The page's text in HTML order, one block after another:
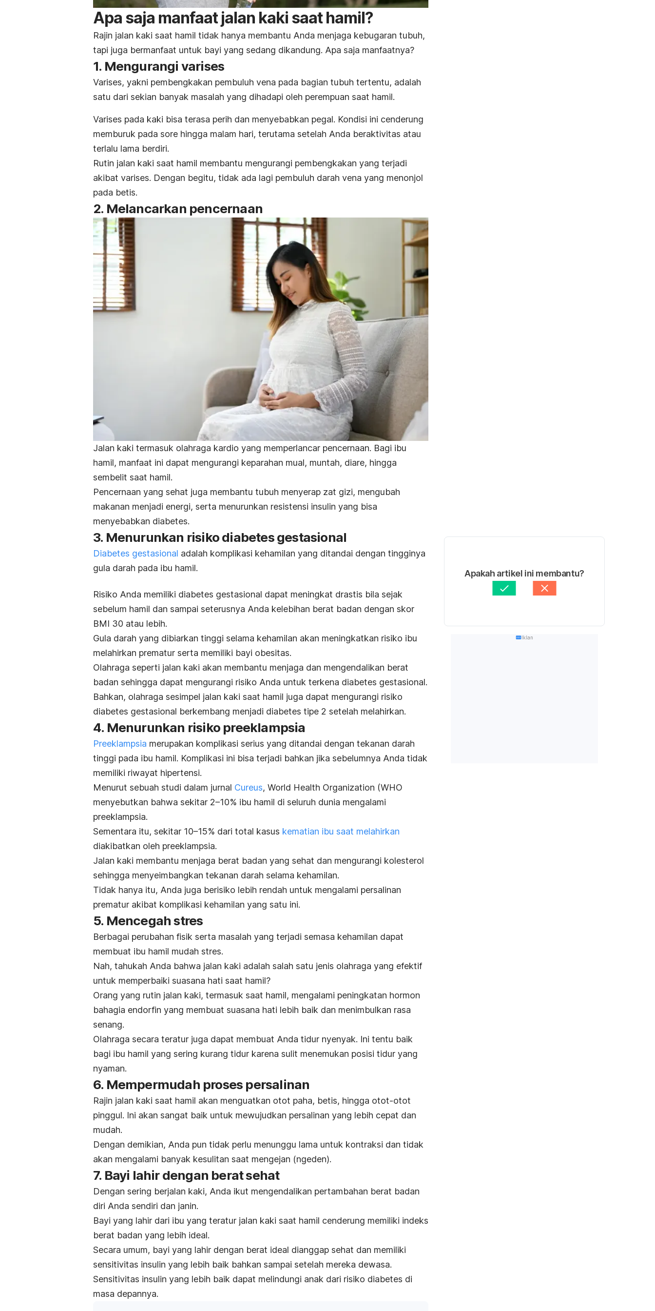
Apa saja manfaat jalan kaki saat hamil?
Rajin jalan kaki saat hamil tidak hanya membantu Anda menjaga kebugaran tubuh,
tapi juga bermanfaat untuk bayi yang sedang dikandung. Apa saja manfaatnya?
1. Mengurangi varises
Varises, yakni pembengkakan pembuluh vena pada bagian tubuh tertentu, adalah
satu dari sekian banyak masalah yang dihadapi oleh perempuan saat hamil.
Varises pada kaki bisa terasa perih dan menyebabkan pegal. Kondisi ini cenderung
memburuk pada sore hingga malam hari, terutama setelah Anda beraktivitas atau
terlalu lama berdiri.
Rutin jalan kaki saat hamil membantu mengurangi pembengkakan yang terjadi
akibat varises. Dengan begitu, tidak ada lagi pembuluh darah vena yang menonjol
pada betis.
2. Melancarkan pencernaan
Jalan kaki termasuk olahraga kardio yang memperlancar pencernaan. Bagi ibu
hamil, manfaat ini dapat mengurangi keparahan mual, muntah, diare, hingga
sembelit saat hamil.
Pencernaan yang sehat juga membantu tubuh menyerap zat gizi, mengubah
makanan menjadi energi, serta menurunkan resistensi insulin yang bisa
menyebabkan diabetes.
3. Menurunkan risiko diabetes gestasional
Diabetes gestasional adalah komplikasi kehamilan yang ditandai dengan tingginya
gula darah pada ibu hamil.
Risiko Anda memiliki diabetes gestasional dapat meningkat drastis bila sejak
sebelum hamil dan sampai seterusnya Anda kelebihan berat badan dengan skor
BMI 30 atau lebih.
Gula darah yang dibiarkan tinggi selama kehamilan akan meningkatkan risiko ibu
melahirkan prematur serta memiliki bayi obesitas.
Olahraga seperti jalan kaki akan membantu menjaga dan mengendalikan berat
badan sehingga dapat mengurangi risiko Anda untuk terkena diabetes gestasional.
Bahkan, olahraga sesimpel jalan kaki saat hamil juga dapat mengurangi risiko
diabetes gestasional berkembang menjadi diabetes tipe 2 setelah melahirkan.
4. Menurunkan risiko preeklampsia
Preeklampsia merupakan komplikasi serius yang ditandai dengan tekanan darah
tinggi pada ibu hamil. Komplikasi ini bisa terjadi bahkan jika sebelumnya Anda tidak
memiliki riwayat hipertensi.
Menurut sebuah studi dalam jurnal Cureus, World Health Organization (WHO
menyebutkan bahwa sekitar 2–10% ibu hamil di seluruh dunia mengalami
preeklampsia.
Sementara itu, sekitar 10–15% dari total kasus kematian ibu saat melahirkan
diakibatkan oleh preeklampsia.
Jalan kaki membantu menjaga berat badan yang sehat dan mengurangi kolesterol
sehingga menyeimbangkan tekanan darah selama kehamilan.
Tidak hanya itu, Anda juga berisiko lebih rendah untuk mengalami persalinan
prematur akibat komplikasi kehamilan yang satu ini.
5. Mencegah stres
Berbagai perubahan fisik serta masalah yang terjadi semasa kehamilan dapat
membuat ibu hamil mudah stres.
Nah, tahukah Anda bahwa jalan kaki adalah salah satu jenis olahraga yang efektif
untuk memperbaiki suasana hati saat hamil?
Orang yang rutin jalan kaki, termasuk saat hamil, mengalami peningkatan hormon
bahagia endorfin yang membuat suasana hati lebih baik dan menimbulkan rasa
senang.
Olahraga secara teratur juga dapat membuat Anda tidur nyenyak. Ini tentu baik
bagi ibu hamil yang sering kurang tidur karena sulit menemukan posisi tidur yang
nyaman.
6. Mempermudah proses persalinan
Rajin jalan kaki saat hamil akan menguatkan otot paha, betis, hingga otot-otot
pinggul. Ini akan sangat baik untuk mewujudkan persalinan yang lebih cepat dan
mudah.
Dengan demikian, Anda pun tidak perlu menunggu lama untuk kontraksi dan tidak
akan mengalami banyak kesulitan saat mengejan (ngeden).
7. Bayi lahir dengan berat sehat
Dengan sering berjalan kaki, Anda ikut mengendalikan pertambahan berat badan
diri Anda sendiri dan janin.
Bayi yang lahir dari ibu yang teratur jalan kaki saat hamil cenderung memiliki indeks
berat badan yang lebih ideal.
Secara umum, bayi yang lahir dengan berat ideal dianggap sehat dan memiliki
sensitivitas insulin yang lebih baik bahkan sampai setelah mereka dewasa.
Sensitivitas insulin yang lebih baik dapat melindungi anak dari risiko diabetes di
masa depannya.
Apakah artikel ini membantu?
Iklan